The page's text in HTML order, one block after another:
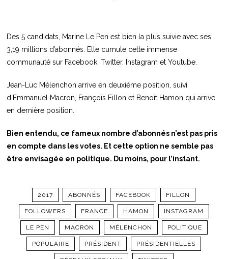
Des 5 candidats, Marine Le Pen est bien la plus suivie avec ses
3,19 millions d’abonnés. Elle cumule cette immense
communauté sur Facebook, Twitter, Instagram et Youtube.
Jean-Luc Mélenchon arrive en deuxième position, suivi
d’Emmanuel Macron, François Fillon et Benoît Hamon qui arrive
en dernière position.
Bien entendu, ce fameux nombre d’abonnés n’est pas pris
en compte dans les votes. Et cette option ne semble pas
être envisagée en politique. Du moins, pour l’instant.
2017 ABONNÉS FACEBOOK FILLON
FOLLOWERS FRANCE HAMON INSTAGRAM
LE PEN MACRON MÉLENCHON POLITIQUE
POPULAIRE PRÉSIDENT PRÉSIDENTIELLES